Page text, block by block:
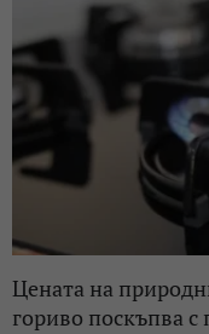
Цената на
гориво поскъпва